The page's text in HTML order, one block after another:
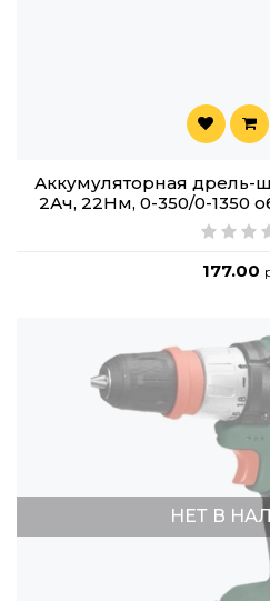
Аккумуляторная дрель-
2Ач, 22Нм, 0-350/0-1350
177.00
НЕТ В